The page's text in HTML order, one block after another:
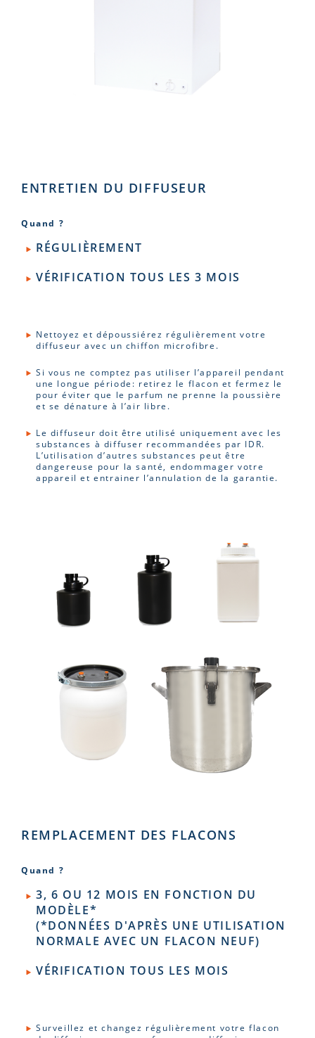
ENTRETIEN DU DIFFUSEUR
Quand ?
RÉGULIÈREMENT
VÉRIFICATION TOUS LES 3 MOIS
Nettoyez et dépoussiérez régulièrement votre
diffuseur avec un chiffon microfibre.
Si vous ne comptez pas utiliser l’appareil pendant
une longue période: retirez le flacon et fermez le
pour éviter que le parfum ne prenne la poussière
et se dénature à l’air libre.
Le diffuseur doit être utilisé uniquement avec les
substances à diffuser recommandées par IDR.
L’utilisation d’autres substances peut être
dangereuse pour la santé, endommager votre
appareil et entrainer l’annulation de la garantie.
REMPLACEMENT DES FLACONS
Quand ?
3, 6 OU 12 MOIS EN FONCTION DU
MODÈLE*
(*DONNÉES D'APRÈS UNE UTILISATION
NORMALE AVEC UN FLACON NEUF)
VÉRIFICATION TOUS LES MOIS
Surveillez et changez régulièrement votre flacon